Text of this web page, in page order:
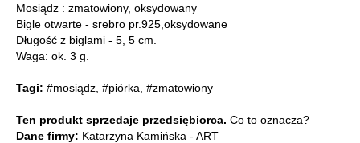
Mosiądz : zmatowiony, oksydowany
Bigle otwarte - srebro pr.925,oksydowane
Długość z biglami - 5, 5 cm.
Waga: ok. 3 g.
Tagi: #mosiądz #piórka #zmatowiony
Ten produkt sprzedaje przedsiębiorca. Co to oznacza?
Dane firmy: Katarzyna Kamińska - ART